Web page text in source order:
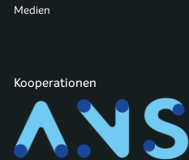
Medien
Kooperationen